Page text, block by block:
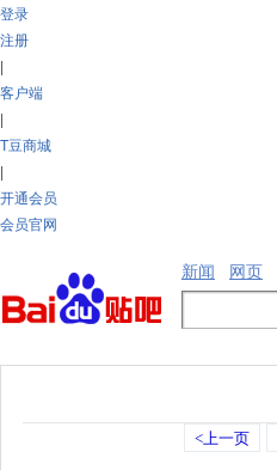
登录
注册
|
客户端
|
T豆商城
|
开通会员
会员官网
新闻 网页
<上一页